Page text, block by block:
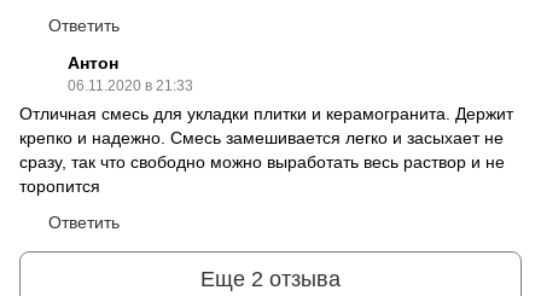
Ответить
Антон
06.11.2020 в 21:33
Отличная смесь для укладки плитки и керамогранита. Держит
крепко и надежно. Смесь замешивается легко и засыхает не
сразу, так что свободно можно выработать весь раствор и не
торопится
Ответить
Еще 2 отзыва